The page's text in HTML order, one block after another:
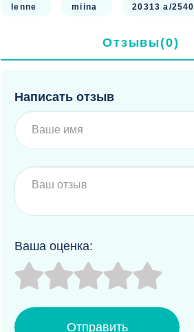
lenne miina 20313 a/2540
Отзывы(0)
Написать отзыв
Ваша оценка:
Отправить